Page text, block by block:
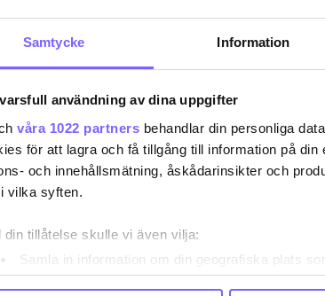
Samtycke Information
användning av dina uppgifter
våra 1022 partners behandlar din personliga
för att lagra och få tillgång till information på
och innehållsmätning, åskådarinsikter och
vilka syften.
din tillåtelse skulle vi även vilja:
Samla in information om din geografiska plats
Identifiera din enhet genom att aktivt skanna
DELA DEN HÄR ARTIKELN